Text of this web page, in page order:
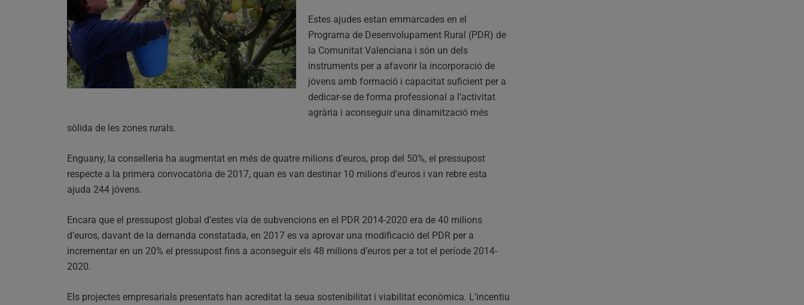
Estes ajudes estan emmarcades en el
Programa de Desenvolupament Rural (PDR) de
la Comunitat Valenciana i són un dels
instruments per a afavorir la incorporació de
jóvens amb formació i capacitat suficient per a
dedicar-se de forma professional a l’activitat
agrària i aconseguir una dinamització més
sòlida de les zones rurals.
Enguany, la conselleria ha augmentat en més de quatre milions d’euros, prop del 50%, el pressupost
respecte a la primera convocatòria de 2017, quan es van destinar 10 milions d’euros i van rebre esta
ajuda 244 jóvens.
Encara que el pressupost global d’estes via de subvencions en el PDR 2014-2020 era de 40 milions
d’euros, davant de la demanda constatada, en 2017 es va aprovar una modificació del PDR per a
incrementar en un 20% el pressupost fins a aconseguir els 48 milions d’euros per a tot el període 2014-
2020.
Els projectes empresarials presentats han acreditat la seua sostenibilitat i viabilitat econòmica. L’incentiu